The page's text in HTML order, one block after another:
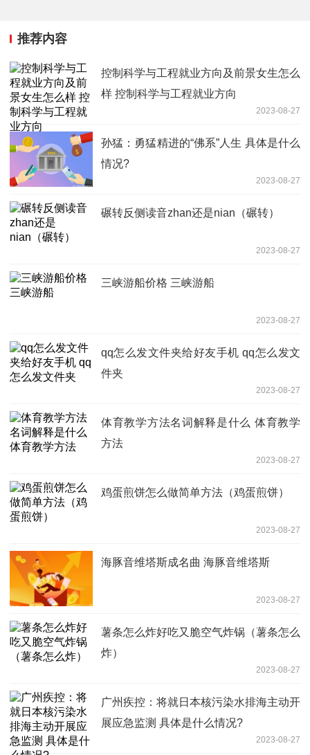
推荐内容
控制科学与工程就业方向及前景女生怎么
样 控制科学与工程就业方向
2023-08-27
孙猛：勇猛精进的“佛系”人生 具体是什么
情况?
2023-08-27
碾转反侧读音zhan还是nian（碾转）
2023-08-27
三峡游船价格 三峡游船
2023-08-27
qq怎么发文件夹给好友手机 qq怎么发文
件夹
2023-08-27
体育教学方法名词解释是什么 体育教学
方法
2023-08-27
鸡蛋煎饼怎么做简单方法（鸡蛋煎饼）
2023-08-27
海豚音维塔斯成名曲 海豚音维塔斯
2023-08-27
薯条怎么炸好吃又脆空气炸锅（薯条怎么
炸）
2023-08-27
广州疾控：将就日本核污染水排海主动开
展应急监测 具体是什么情况?
2023-08-27